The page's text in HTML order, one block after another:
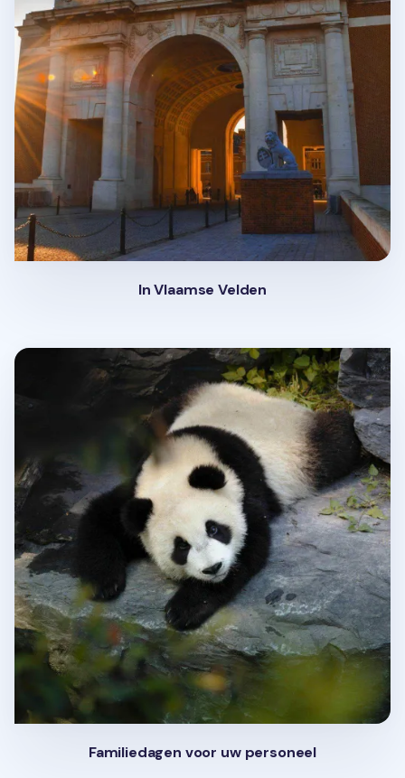
In Vlaamse Velden
Familiedagen voor uw personeel